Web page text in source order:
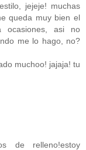
jejeje! muchas
queda muy bien el
ocasiones, asi no
me lo hago, no?
muchoo! jajaja! tu
de relleno!estoy